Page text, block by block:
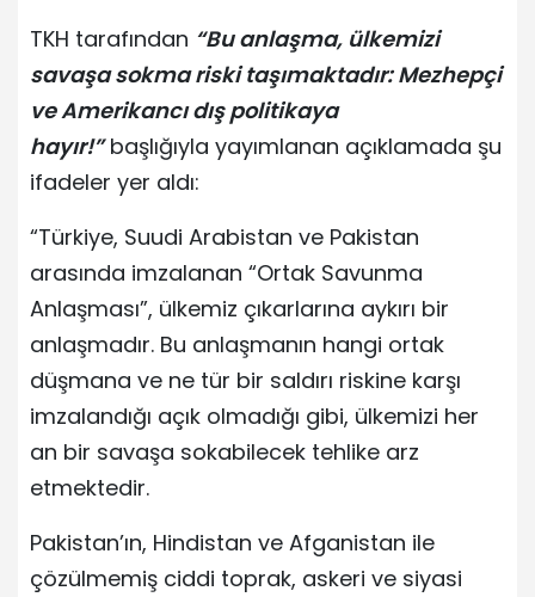
TKH tarafından “Bu anlaşma, ülkemizi
savaşa sokma riski taşımaktadır: Mezhepçi
ve Amerikancı dış politikaya
hayır!”başlığıyla yayımlanan açıklamada şu
ifadeler yer aldı:
“Türkiye, Suudi Arabistan ve Pakistan
arasında imzalanan “Ortak Savunma
Anlaşması”, ülkemiz çıkarlarına aykırı bir
anlaşmadır. Bu anlaşmanın hangi ortak
düşmana ve ne tür bir saldırı riskine karşı
imzalandığı açık olmadığı gibi, ülkemizi her
an bir savaşa sokabilecek tehlike arz
etmektedir.
Pakistan’ın, Hindistan ve Afganistan ile
çözülmemiş ciddi toprak, askeri ve siyasi